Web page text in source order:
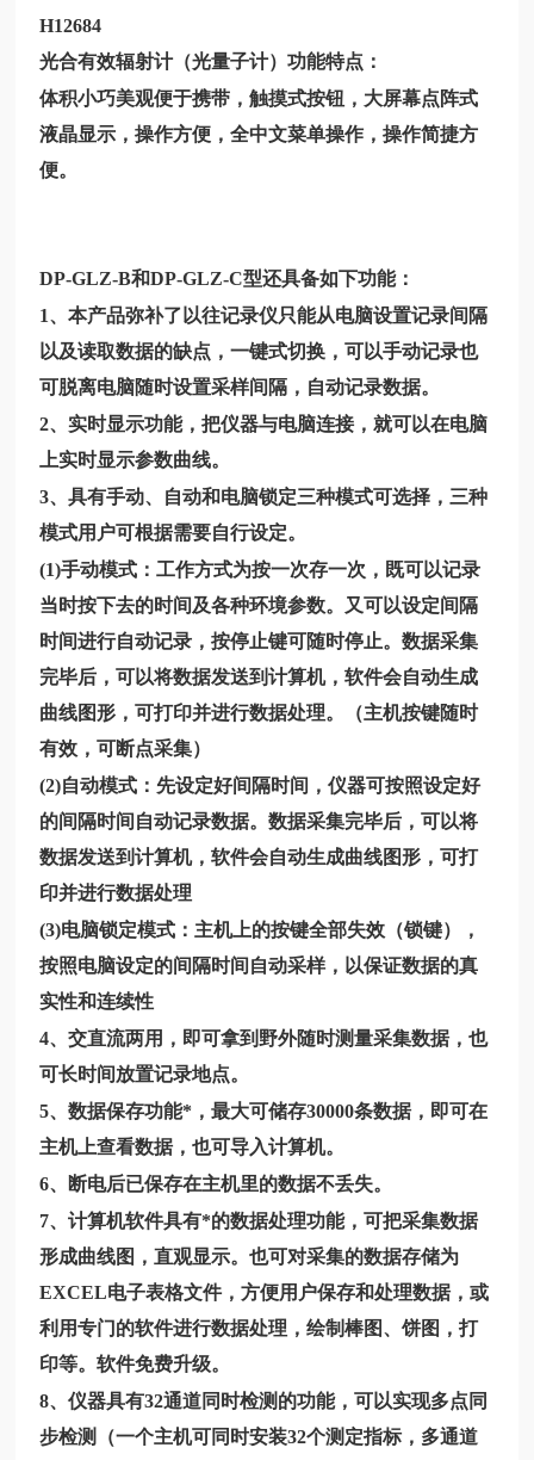
H12684
光合有效辐射计（光量子计）功能特点：
体积小巧美观便于携带，触摸式按钮，大屏幕点阵式
液晶显示，操作方便，全中文菜单操作，操作简捷方
便。
DP-GLZ-B和DP-GLZ-C型还具备如下功能：
1、本产品弥补了以往记录仪只能从电脑设置记录间隔
以及读取数据的缺点，一键式切换，可以手动记录也
可脱离电脑随时设置采样间隔，自动记录数据。
2、实时显示功能，把仪器与电脑连接，就可以在电脑
上实时显示参数曲线。
3、具有手动、自动和电脑锁定三种模式可选择，三种
模式用户可根据需要自行设定。
(1)手动模式：工作方式为按一次存一次，既可以记录
当时按下去的时间及各种环境参数。又可以设定间隔
时间进行自动记录，按停止键可随时停止。数据采集
完毕后，可以将数据发送到计算机，软件会自动生成
曲线图形，可打印并进行数据处理。（主机按键随时
有效，可断点采集）
(2)自动模式：先设定好间隔时间，仪器可按照设定好
的间隔时间自动记录数据。数据采集完毕后，可以将
数据发送到计算机，软件会自动生成曲线图形，可打
印并进行数据处理
(3)电脑锁定模式：主机上的按键全部失效（锁键），
按照电脑设定的间隔时间自动采样，以保证数据的真
实性和连续性
4、交直流两用，即可拿到野外随时测量采集数据，也
可长时间放置记录地点。
5、数据保存功能*，最大可储存30000条数据，即可在
主机上查看数据，也可导入计算机。
6、断电后已保存在主机里的数据不丢失。
7、计算机软件具有*的数据处理功能，可把采集数据
形成曲线图，直观显示。也可对采集的数据存储为
EXCEL电子表格文件，方便用户保存和处理数据，或
利用专门的软件进行数据处理，绘制棒图、饼图，打
印等。软件免费升级。
8、仪器具有32通道同时检测的功能，可以实现多点同
步检测（一个主机可同时安装32个测定指标，多通道